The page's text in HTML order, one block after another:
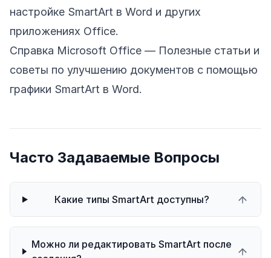
настройке SmartArt в Word и других
приложениях Office.
Справка Microsoft Office — Полезные статьи и
советы по улучшению документов с помощью
графики SmartArt в Word.
Часто Задаваемые Вопросы
Какие типы SmartArt доступны?
Можно ли редактировать SmartArt после